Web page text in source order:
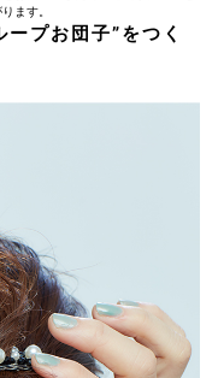
ます。
プお団子”をつく